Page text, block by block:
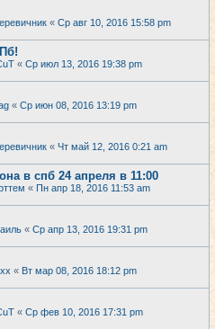
« Ср авг 10, 2016 15:58 pm
« Ср июл 13, 2016 19:38 pm
« Ср июн 08, 2016 13:19 pm
« Чт май 12, 2016 0:21 am
в спб 24 апреля в 11:00
« Пн апр 18, 2016 11:53 am
« Ср апр 13, 2016 19:31 pm
« Вт мар 08, 2016 18:12 pm
« Ср фев 10, 2016 17:31 pm